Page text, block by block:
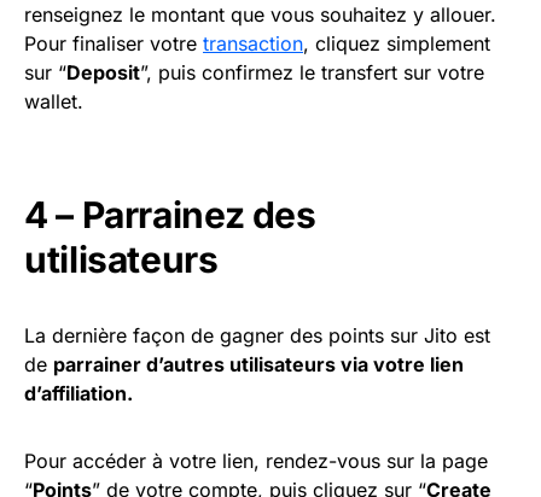
renseignez le montant que vous souhaitez y allouer.
Pour finaliser votre transaction, cliquez simplement
sur “Deposit”, puis confirmez le transfert sur votre
wallet.
4 – Parrainez des
utilisateurs
La dernière façon de gagner des points sur Jito est
de parrainer d’autres utilisateurs via votre lien
d’affiliation.
Pour accéder à votre lien, rendez-vous sur la page
“Points” de votre compte, puis cliquez sur “Create